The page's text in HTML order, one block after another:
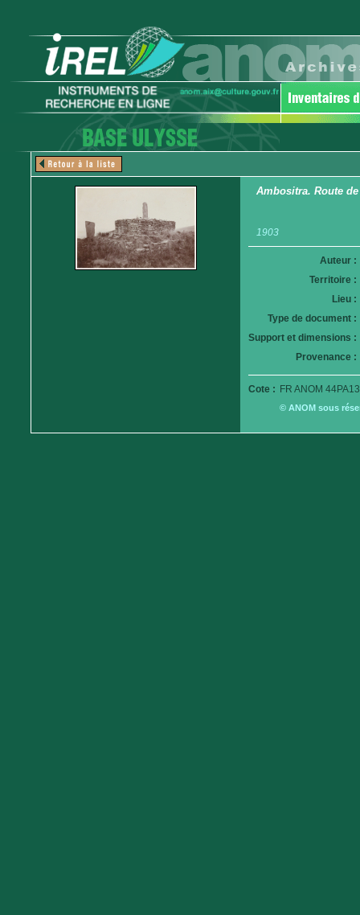
Ambositra. Route
1903
Auteur :
Territoire :
Lieu :
Type de document :
Support et dimensions :
Provenance :
Cote : FR ANOM
© ANOM sous